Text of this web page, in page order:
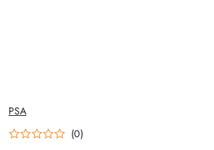
NAZWA
PRODUCENTA:
PSA
(0)